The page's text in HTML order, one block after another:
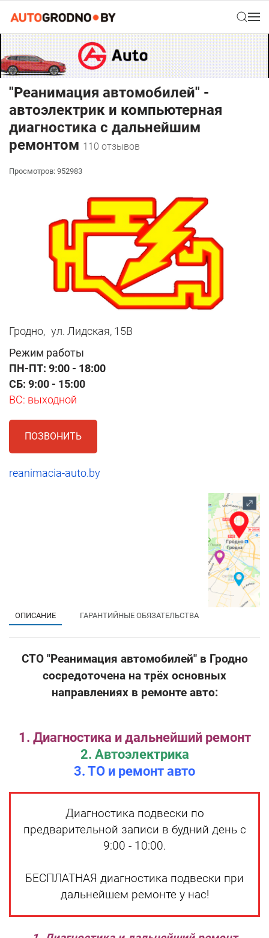
"Реанимация автомобилей" -
автоэлектрик и компьютерная
диагностика с дальнейшим
ремонтом 110 отзывов
Просмотров: 952983
Гродно, ул. Лидская, 15В
Режим работы
ПН-ПТ: 9:00 - 18:00
СБ: 9:00 - 15:00
ВС: выходной
ПОЗВОНИТЬ
reanimacia-auto.by
ОПИСАНИЕ ГАРАНТИЙНЫЕ ОБЯЗАТЕЛЬСТВА
СТО "Реанимация автомобилей" в Гродно
сосредоточена на трёх основных
направлениях в ремонте авто:
1. Диагностика и дальнейший ремонт
2. Автоэлектрика
3. ТО и ремонт авто
Диагностика подвески по
предварительной записи в будний день с
9:00 - 10:00.
БЕСПЛАТНАЯ диагностика подвески при
дальнейшем ремонте у нас!